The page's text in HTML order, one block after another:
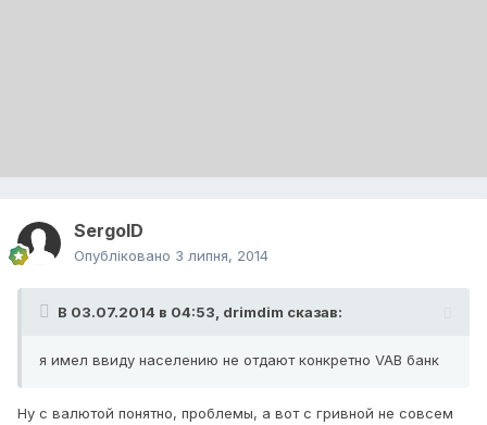
SergoID
Опубліковано 3 липня, 2014
В 03.07.2014 в 04:53, drimdim сказав:
я имел ввиду населению не отдают конкретно VAB банк
Ну с валютой понятно, проблемы, а вот с гривной не совсем